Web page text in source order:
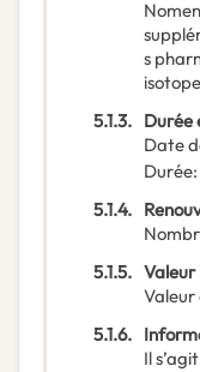
s
5.1.3. Durée
Date
Durée:
5.1.4.
5.1.5. Valeur
Valeur
5.1.6.
Il